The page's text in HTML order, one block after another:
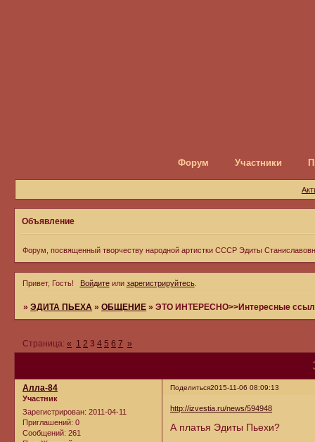
Форум Участники
Объявление
Форум, посвященный творчеству народной артистки СССР Эдиты
Привет, Гость! Войдитеили зарегистрируйтесь.
»ЭДИТА ПЬЕХА »ОБЩЕНИЕ »ЭТО ИНТЕРЕСНО>>Интересные
Страница:« 1 2 3 4 5 6 7 »
Поделиться2015-11-06 08:09:13
Алла-84
Участник
Зарегистрирован: 2011-04-11
Приглашений: 0
Сообщений: 261
http://izvestia.ru/news/594948
А платья Эдиты Пьехи?